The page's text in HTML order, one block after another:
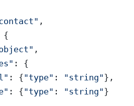
,
{
,
: {
: {"type" : "string"},
: {"type" : "string"}